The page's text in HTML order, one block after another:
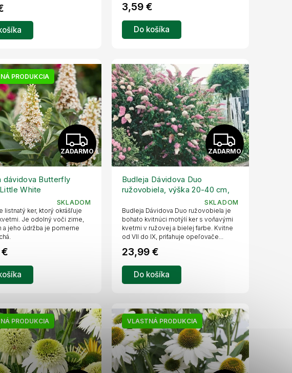
3,59 €
Do košíka
PRODUKCIA
Z
A
A
ZADARMO
dávidova Butterfly
White
SKLADOM
listnatý ker, ktorý okrášľuje
Je odolný voči zime,
a jeho údržba je pomerne
Z
A
A
ZADARMO
Budleja Dávidova Duo
ružovobiela, výška 20-40 cm,
SKLADOM
23,99 €
Do košíka
Budleja Dávidova Duo ružovobiela je
bohato kvitnúci motýlí ker s voňavými
kvetmi v ružovej a bielej farbe. Kvitne
od VII do IX, priťahuje opeľovače...
PRODUKCIA VLASTNÁ PRODUKCIA